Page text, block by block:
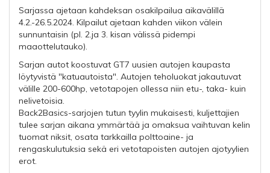
Sarjassa ajetaan kahdeksan osakilpailua aikavälillä
4.2.-26.5.2024. Kilpailut ajetaan kahden viikon välein
sunnuntaisin (pl. 2.ja 3. kisan välissä pidempi
maaottelutauko).
Sarjan autot koostuvat GT7 uusien autojen kaupasta
löytyvistä "katuautoista". Autojen teholuokat jakautuvat
välille 200-600hp, vetotapojen ollessa niin etu-, taka- kuin
nelivetoisia.
Back2Basics-sarjojen tutun tyylin mukaisesti, kuljettajien
tulee sarjan aikana ymmärtää ja omaksua vaihtuvan kelin
tuomat niksit, osata tarkkailla polttoaine- ja
rengaskulutuksia sekä eri vetotapoisten autojen ajotyylien
erot.